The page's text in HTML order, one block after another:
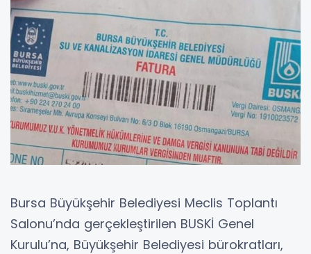
Bursa Büyükşehir Belediyesi Meclis Toplantı
Salonu’nda gerçekleştirilen BUSKİ Genel
Kurulu’na, Büyükşehir Belediyesi bürokratları,